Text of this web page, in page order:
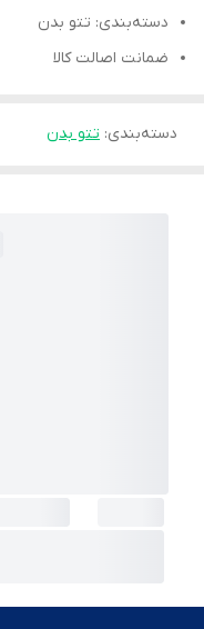
دسته‌بندی: تتو بدن
ضمانت اصالت کالا
دسته‌بندی: تتو بدن